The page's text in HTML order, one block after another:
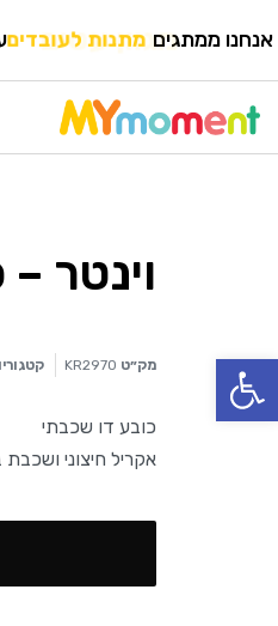
פתח סרגל נגישות
אנחנו ממתגים מגוון עטיםעם
וינטר
מק״ט KR2970
כובע דו שכבתי
אקריל חיצוני ושכבת